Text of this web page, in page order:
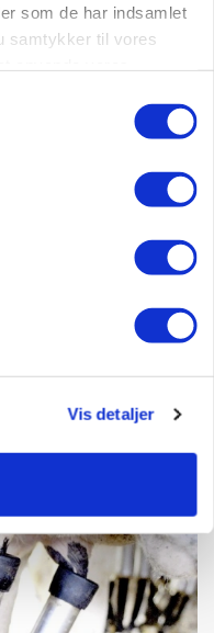
som de har indsamlet
samtykker til vores
Vis detaljer